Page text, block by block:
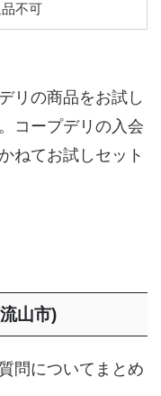
不可
リの商品をお試し
コープデリの入会
ねてお試しセット
山市)
問についてまとめ